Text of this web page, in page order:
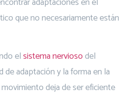
que no necesariamente están
elsistema nerviosodel
de adaptación y la forma en la
deja de ser eficiente